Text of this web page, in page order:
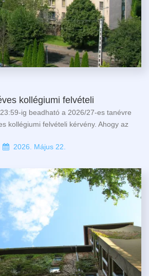
kollégiumi felvételi
ig beadható a 2026/27-es tanévre
kollégiumi felvételi kérvény. Ahogy az
2026. Május 22.